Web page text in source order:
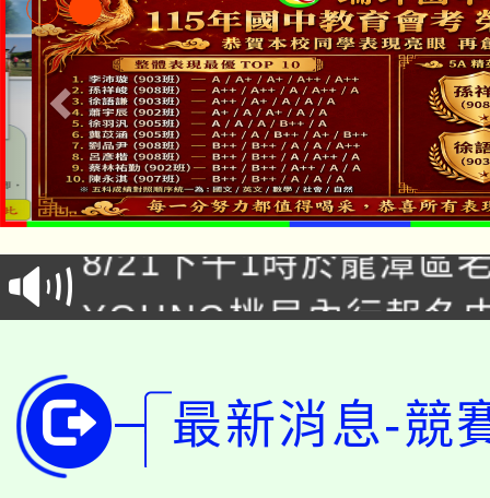
「本色祭」8/29、30在
場熱烈登場!
8/21下午1時於龍潭區
徵才活動。
YOUNG桃局內行報名
開!
115年桃園市運動會8/
田徑場及游泳池舉行。
桃園市低收入戶享有免
最新消息-競